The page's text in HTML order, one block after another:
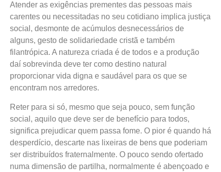
Atender as exigências prementes das pessoas mais
carentes ou necessitadas no seu cotidiano implica justiça
social, desmonte de acúmulos desnecessários de
alguns, gesto de solidariedade cristã e também
filantrópica. A natureza criada é de todos e a produção
daí sobrevinda deve ter como destino natural
proporcionar vida digna e saudável para os que se
encontram nos arredores.
Reter para si só, mesmo que seja pouco, sem função
social, aquilo que deve ser de benefício para todos,
significa prejudicar quem passa fome. O pior é quando há
desperdício, descarte nas lixeiras de bens que poderiam
ser distribuídos fraternalmente. O pouco sendo ofertado
numa dimensão de partilha, normalmente é abençoado e